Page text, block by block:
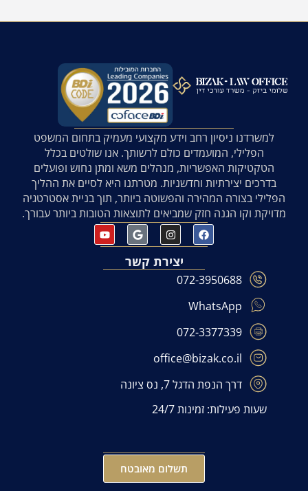
למשרדנו ניסיון רחב וידע מקצועי מעמיק בתחום המשפט
הפלילי, המועמדים כולם לרשותך. אנו שולטים בכלל
הטקטיקות האפשריות, מנהלים משא ומתן נחוש ופועלים
בדרכים יצירתיות וחדשניות. מטרתנו היא לסיים את ההליך
הפלילי בצורה המהירה והפשוטה ביותר, תוך בניית אסטרטגיה
מדויקת וקו הגנה חזק שמביאים לתוצאות הטובות ביותר עבורך.
יצירת קשר
072-3950688
WhatsApp
072-3377339
office@bizak.co.il
דרך הנפת הדגל 7, נס ציונה
שעות פעילות: זמינות 24/7
תשלום מאובטח